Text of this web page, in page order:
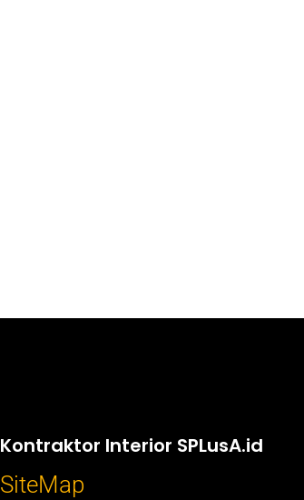
Kontraktor Interior SPLusA.id
SiteMap